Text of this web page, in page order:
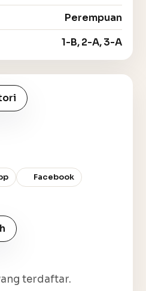
Perempuan
1-B, 2-A, 3-A
Facebook
terdaftar.